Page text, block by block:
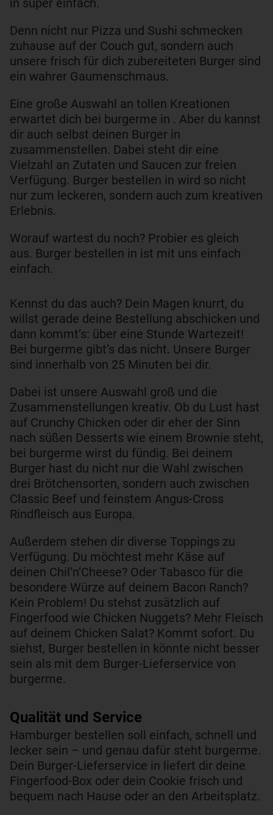
Denn nicht nur Pizza und Sushi schmecken
zuhause auf der Couch gut, sondern auch
unsere frisch für dich zubereiteten Burger sind
ein wahrer Gaumenschmaus.
Eine große Auswahl an tollen Kreationen
erwartet dich bei burgerme in . Aber du kannst
dir auch selbst deinen Burger in
zusammenstellen. Dabei steht dir eine
Vielzahl an Zutaten und Saucen zur freien
Verfügung. Burger bestellen in wird so nicht
nur zum leckeren, sondern auch zum kreativen
Erlebnis.
Worauf wartest du noch? Probier es gleich
aus. Burger bestellen in ist mit uns einfach
einfach.
Kennst du das auch? Dein Magen knurrt, du
willst gerade deine Bestellung abschicken und
dann kommt’s: über eine Stunde Wartezeit!
Bei burgerme gibt’s das nicht. Unsere Burger
sind innerhalb von 25 Minuten bei dir.
Dabei ist unsere Auswahl groß und die
Zusammenstellungen kreativ. Ob du Lust hast
auf Crunchy Chicken oder dir eher der Sinn
nach süßen Desserts wie einem Brownie steht,
bei burgerme wirst du fündig. Bei deinem
Burger hast du nicht nur die Wahl zwischen
drei Brötchensorten, sondern auch zwischen
Classic Beef und feinstem Angus-Cross
Rindfleisch aus Europa.
Außerdem stehen dir diverse Toppings zu
Verfügung. Du möchtest mehr Käse auf
deinen Chil’n’Cheese? Oder Tabasco für die
besondere Würze auf deinem Bacon Ranch?
Kein Problem! Du stehst zusätzlich auf
Fingerfood wie Chicken Nuggets? Mehr Fleisch
auf deinem Chicken Salat? Kommt sofort. Du
siehst, Burger bestellen in könnte nicht besser
sein als mit dem Burger-Lieferservice von
burgerme.
Qualität und Service​
Hamburger bestellen soll einfach, schnell und
lecker sein – und genau dafür steht burgerme.
Dein Burger-Lieferservice in liefert dir deine
Fingerfood-Box oder dein Cookie frisch und
bequem nach Hause oder an den Arbeitsplatz.